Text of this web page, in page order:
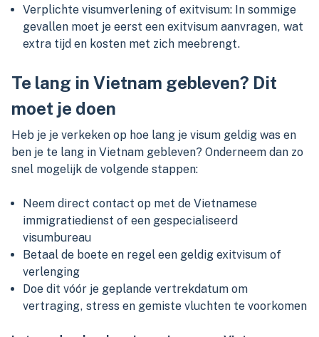
Verplichte visumverlening of exitvisum: In sommige
gevallen moet je eerst een exitvisum aanvragen, wat
extra tijd en kosten met zich meebrengt.
Te lang in Vietnam gebleven? Dit
moet je doen
Heb je je verkeken op hoe lang je visum geldig was en
ben je te lang in Vietnam gebleven? Onderneem dan zo
snel mogelijk de volgende stappen:
Neem direct contact op met de Vietnamese
immigratiedienst of een gespecialiseerd
visumbureau
Betaal de boete en regel een geldig exitvisum of
verlenging
Doe dit vóór je geplande vertrekdatum om
vertraging, stress en gemiste vluchten te voorkomen